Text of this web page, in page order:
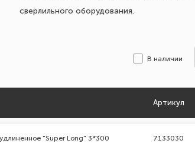
сверлильного оборудования.
В наличии
Артикул
"Super Long" 3*300 7133030